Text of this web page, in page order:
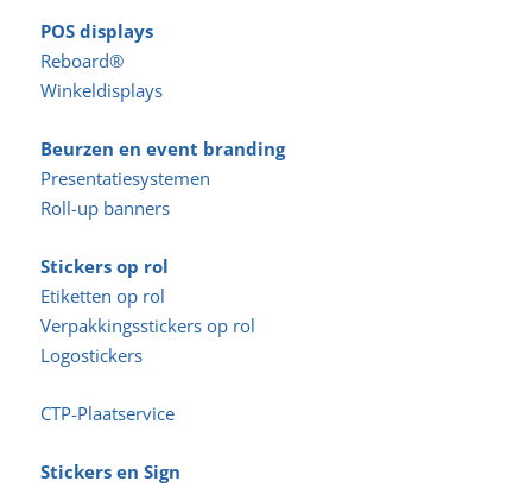
POS displays
Reboard®
Winkeldisplays
Beurzen en event branding
Presentatiesystemen
Roll-up banners
Stickers op rol
Etiketten op rol
Verpakkingsstickers op rol
Logostickers
CTP-Plaatservice
Stickers en Sign